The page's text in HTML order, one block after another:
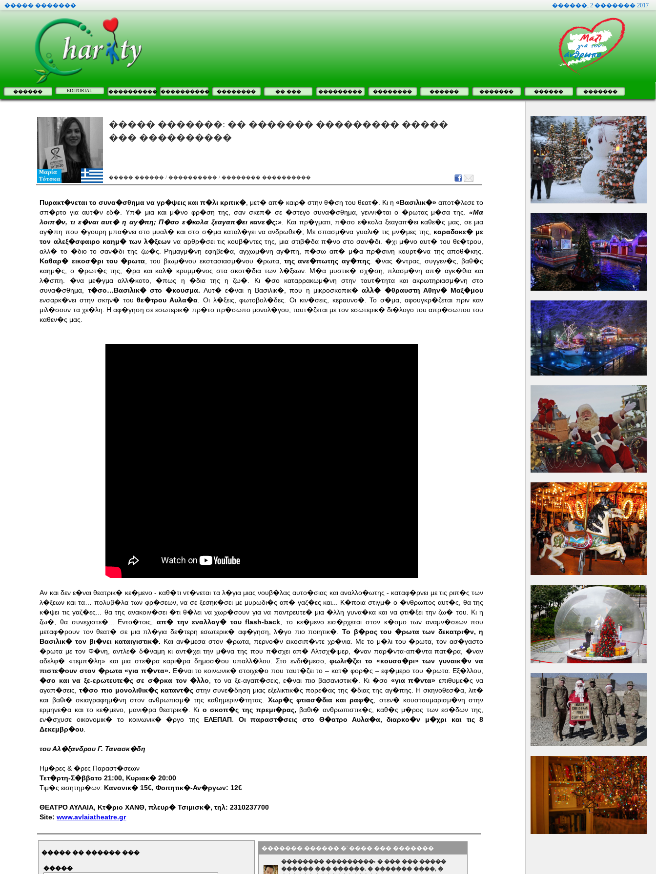
����� ������� ������, 2 ������� 2017
������ EDITORIAL ���������� ���������� �������� �� ��� ��������� �������� ������ ������� ������ �������
����� �������: �� ������� ��������� �����
��� ����������
����� ������ / ���������� / �������� ����������
Πυρακτ�νεται το συνα�σθημα να γρ�ψεις και π�λι κριτικ� , μετ� απ� καιρ� στην θ�ση του θεατ�. Κι η«Βασιλικ�» αποτ�λεσε το
σπ�ρτο για αυτ�ν εδ�. Υπ� μια και μ�νο φρ�ση της, σαν σκεπ� σε �στεγο συνα�σθημα, γεννι�ται ο �ρωτας μ�σα της.«Μα
λοιπ�ν, τι ε�ναι αυτ� η αγ�πη; Π�σο ε�κολα ξεαγαπ�ει κανε�ς;» . Και πρ�γματι, π�σο ε�κολα ξεαγαπ�ει καθε�ς μας, σε μια
αγ�πη που �γουρη μπα�νει στο μυαλ� και στο σ�μα καταλ�γει να ανδρωθε�; Με σπασμ�να γυαλι� τις μν�μες της,
καραδοκε� με
τον αλεξ�σφαιρο καημ� των λ�ξεων να αρθρ�σει τις κουβ�ντες της, μια στιβ�δα π�νο στο σαν�δι. �χι μ�νο αυτ� του θε�τρου,
αλλ� το �διο το σαν�δι της ζω�ς. Ρημαγμ�νη εφηβε�α, αγχωμ�νη αγ�πη, π�σω απ� μ�α πρ�σινη κουρτ�να της αποθ�κης.
Καθαρ� εικοσ�ρι του �ρωτα , του βιωμ�νου εκστασιασμ�νου �ρωτα, της ανε�πωτης αγ�πης. �νας �ντρας, συγγεν�ς, βαθ�ς
καημ�ς, ο �ρωτ�ς της, �ρα και καλ� κρυμμ�νος στα σκοτ�δια των λ�ξεων. Μ�α μυστικ� σχ�ση, πλασμ�νη απ� αγκ�θια και
λ�σπη. �να με�γμα αλλ�κοτο, �πως η �δια της η ζω�. Κι �σο καταρρακωμ�νη στην ταυτ�τητα και ακρωτηριασμ�νη στο
συνα�σθημα, τ�σο…Βασιλικ� στο �κουσμα. Αυτ� ε�ναι η Βασιλικ�, που η μικροσκοπικ�αλλ� �θραυστη Αθην� Μαξ�μου
ενσαρκ�νει στην σκην� τουθε�τρου Αυλα�α . Οι λ�ξεις, φωτοβολ�δες. Οι κιν�σεις, κεραυνο�. Το σ�μα, αφουγκρ�ζεται πριν καν
μιλ�σουν τα χε�λη. Η αφ�γηση σε εσωτερικ� πρ�το πρ�σωπο μονολ�γου, ταυτ�ζεται με τον εσωτερικ� δι�λογο του απρ�σωπου του
καθεν�ς μας.
Αν και δεν ε�ναι θεατρικ� κε�μενο - καθ�τι ντ�νεται τα λ�για μιας νουβ�λας αυτο�σιας και αναλλο�ωτης - καταφ�ρνει με τις ριπ�ς των
λ�ξεων και τα… πολυβ�λα των φρ�σεων, να σε ξεσηκ�σει με μυρωδι�ς απ� γαζ�ες και... Κ�ποια στιγμ� ο �νθρωπος αυτ�ς, θα της
κ�ψει τις γαζ�ες... θα της ανακοιν�σει �τι θ�λει να χωρ�σουν για να παντρευτε� μια �λλη γυνα�κα και να φτι�ξει την ζω� του. Κι η
ζω�, θα συνεχιστε�... Εντο�τοις, απ� την εναλλαγ� του flash-back , το κε�μενο εισ�ρχεται στον κ�σμο των αναμν�σεων που
μεταφ�ρουν τον θεατ� σε μια πλ�για δε�τερη εσωτερικ� αφ�γηση, λ�γο πιο ποιητικ�.Το β�ρος του �ρωτα των δεκατρι�ν, η
Βασιλικ� τον βι�νει καταιγιστικ�. Και αν�μεσα στον �ρωτα, περνο�ν εικοσιπ�ντε χρ�νια. Με το μ�λι του �ρωτα, τον ασ�γαστο
�ρωτα με τον Φ�νη, αντλε� δ�ναμη κι αντ�χει την μ�να της που π�σχει απ� Αλτσχ�ιμερ, �ναν παρ�ντα-απ�ντα πατ�ρα, �ναν
αδελφ� «τεμπ�λη» και μια στε�ρα καρι�ρα δημοσ�ου υπαλλ�λου. Στο ενδι�μεσο,φωλι�ζει το «κουσο�ρι» των γυναικ�ν να
πιστε�ουν στον �ρωτα «για π�ντα». Ε�ναι το κοινωνικ� στοιχε�ο που ταυτ�ζει το – κατ� φορ�ς – εφ�μερο του �ρωτα. Εξ�λλου,
�σο και να ξε-ερωτευτε�ς σε σ�ρκα τον �λλο , το να ξε-αγαπ�σεις, ε�ναι πιο βασανιστικ�. Κι �σο «για π�ντα» επιθυμε�ς να
αγαπ�σεις,τ�σο πιο μονολιθικ�ς καταντ�ςστην συνε�δηση μιας εξελικτικ�ς πορε�ας της �διας της αγ�πης. Η σκηνοθεσ�α, λιτ�
και βαθι� σκιαγραφημ�νη στον ανθρωπισμ� της καθημεριν�τητας. Χωρ�ς φτιασ�δια και ραφ�ς , στεν� κουστουμαρισμ�νη στην
ερμηνε�α και το κε�μενο, μανι�ρα θεατρικ�. Κι ο σκοπ�ς της πρεμι�ρας, βαθι� ανθρωπιστικ�ς, καθ�ς μ�ρος των εσ�δων της,
εν�σχυσε οικονομικ� το κοινωνικ� �ργο της ΕΛΕΠΑΠ. Οι παραστ�σεις στο Θ�ατρο Αυλα�α, διαρκο�ν μ�χρι και τις 8
Δεκεμβρ�ου
του Αλ�ξανδρου Γ. Τανασκ�δη
Ημ�ρες & �ρες Παραστ�σεων
Τετ�ρτη-Σ�ββατο 21:00, Κυριακ� 20:00
Τιμ�ς εισητηρ�ων: Κανονικ� 15€, Φοιτητικ�-Αν�ργων: 12€
ΘΕΑΤΡΟ ΑΥΛΑΙΑ, Κτ�ριο ΧΑΝΘ, πλευρ� Τσιμισκ�, τηλ: 2310237700
Site:www.avlaiatheatre.gr
����� �� ������ ���
�����
������� ������ �' ���� ��� �������
�������� ���������: � ��� ��� �����
������ ��� ������. � ������� ����, �